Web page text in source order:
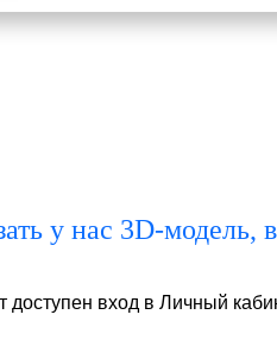
у нас 3D-модель,
доступен вход в Личный